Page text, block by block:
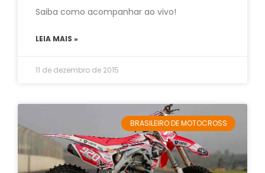
Saiba como acompanhar ao vivo!
LEIA MAIS »
11 de dezembro de 2015
BRASILEIRO DE MOTOCROSS